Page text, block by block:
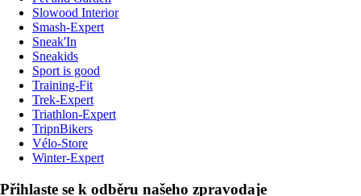
Slowood Interior
Smash-Expert
Sneak'In
Sneakids
Sport is good
Training-Fit
Trek-Expert
Triathlon-Expert
TripnBikers
Vélo-Store
Winter-Expert
Přihlaste se k odběru našeho zpravodaje